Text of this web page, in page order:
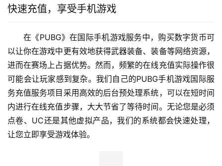
快速充值，享受手机游戏
在《PUBG》在国际手机游戏服务中，购买数字货币可
以让你在游戏中更有效地获得武器装备、装备等网络资源，
进而在赛场上占据优势。然而，频繁的在线充值实际操作很
可能会让玩家感到复杂。我们自己的PUBG手机游戏国际服
务充值服务项目采用高效的后台预处理系统，可以在短时间
内进行在线充值步骤，大大节省了等待时间。无论您是必须
点卷、UC还是其他虚拟产品，我们的系统都会快速处理，
让您立即享受游戏体验。